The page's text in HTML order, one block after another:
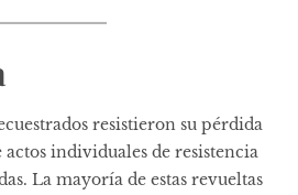
resistieron su pérdida
individuales de resistencia
La mayoría de estas revueltas